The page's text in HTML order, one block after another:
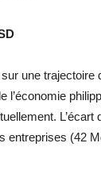
une
l’économie
L’écart
entreprises (42